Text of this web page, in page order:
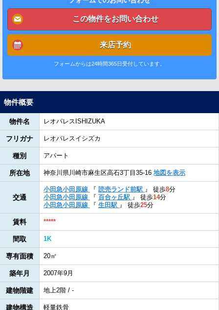
この物件をお問い合わせ
来店予約
フォームからは24時間365日受付しています。
物件概要
物件名 レオパレスISHIZUKA
フリガナ レオパレスイシズカ
種別 アパート
所在地 神奈川県川崎市麻生区高石3丁目35-16 地図を表示
交通
小田急小田原線 『 読売ランド前駅 』 徒歩8分
小田急小田原線
『 百合ヶ丘駅 』 徒歩14分
小田急小田原線
『 生田駅 』 徒歩25分
賃料 *****
間取 1K
専有面積 20㎡
築年月 2007年9月
建物階建 地上2階 / -
建物構造 軽量鉄骨